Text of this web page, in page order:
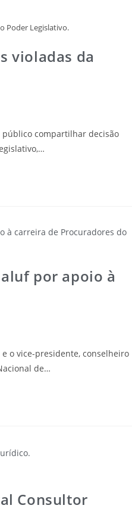
Poder Legislativo.
violadas da
público compartilhar decisão
por apoio à
o vice-presidente, conselheiro
de…
Consultor